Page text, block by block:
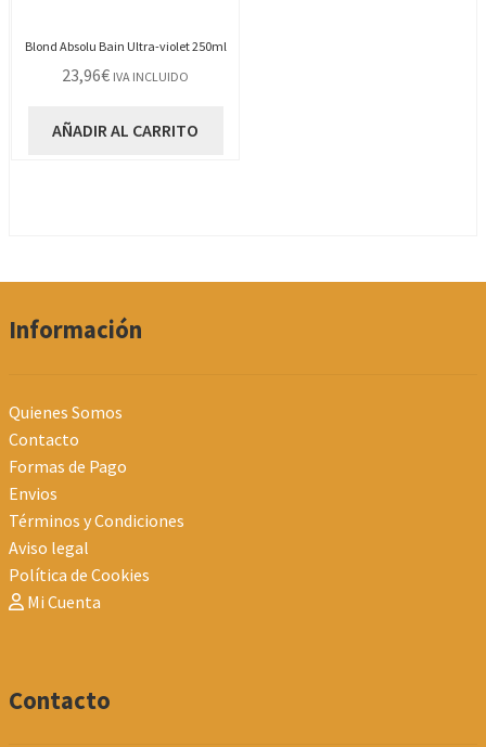
Blond Absolu Bain Ultra-violet 250ml
23,96€ IVA INCLUIDO
AÑADIR AL CARRITO
Información
Quienes Somos
Contacto
Formas de Pago
Envios
Términos y Condiciones
Aviso legal
Política de Cookies
Mi Cuenta
Contacto